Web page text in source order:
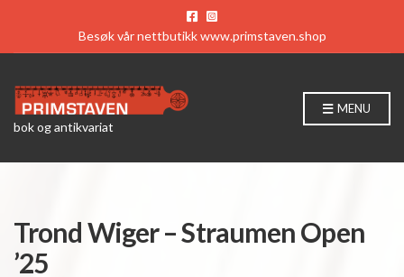
Besøk vår nettbutikkwww.primstaven.shop
bok og antikvariat
MENU
Trond Wiger – Straumen Open
’25